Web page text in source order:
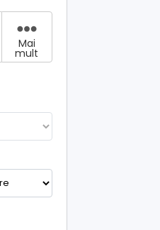
Mai
mult